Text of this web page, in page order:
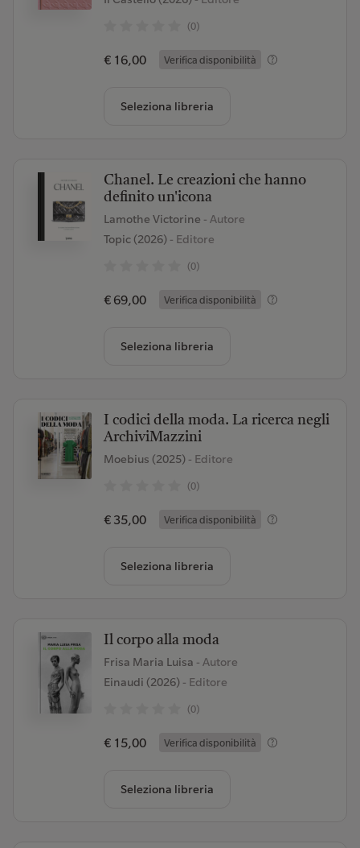
(0)
€ 16,00 Verifica disponibilità
Seleziona libreria
Chanel. Le creazioni che hanno
definito un'icona
Lamothe Victorine - Autore
Topic (2026)- Editore
(0)
€ 69,00 Verifica disponibilità
Seleziona libreria
I codici della moda. La ricerca negli
ArchiviMazzini
Moebius (2025)- Editore
(0)
€ 35,00 Verifica disponibilità
Seleziona libreria
Il corpo alla moda
Frisa Maria Luisa - Autore
Einaudi (2026)- Editore
(0)
€ 15,00 Verifica disponibilità
Seleziona libreria